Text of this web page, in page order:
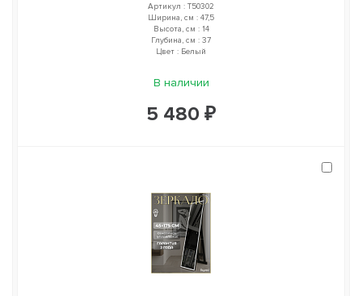
Артикул : T50302
Ширина, см : 47,5
Высота, см : 14
Глубина, см : 37
Цвет : Белый
В наличии
5 480 ₽